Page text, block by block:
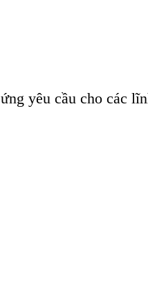
yêu cầu cho các